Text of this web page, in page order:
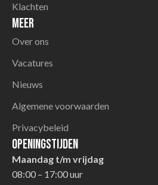
Klachten
Meer
Over ons
Vacatures
Nieuws
Algemene voorwaarden
Privacybeleid
Openingstijden
Maandag t/m vrijdag
08:00 – 17:00 uur